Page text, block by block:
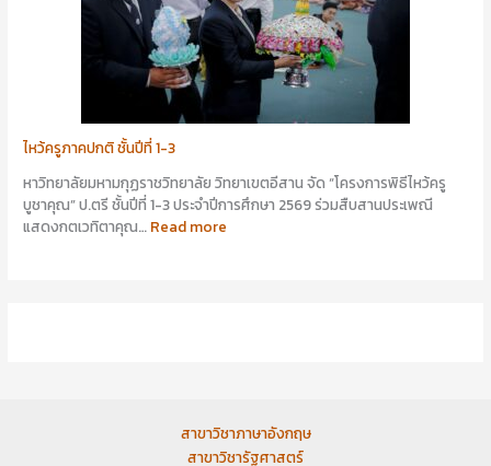
ไหว้ครูภาคปกติ ชั้นปีที่ 1-3
หาวิทยาลัยมหามกุฏราชวิทยาลัย วิทยาเขตอีสาน จัด “โครงการพิธีไหว้ครู
บูชาคุณ” ป.ตรี ชั้นปีที่ 1-3 ประจำปีการศึกษา 2569 ร่วมสืบสานประเพณี
แสดงกตเวทิตาคุณ… Read more
สาขาวิชาภาษาอังกฤษ
สาขาวิชารัฐศาสตร์